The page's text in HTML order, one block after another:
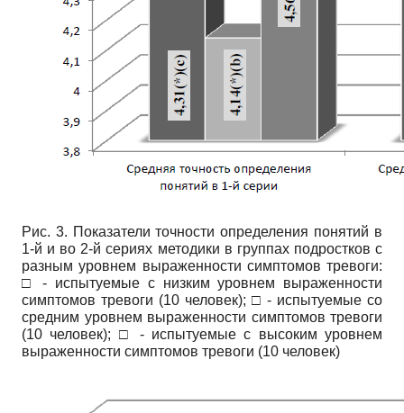
Рис. 3. Показатели точности определения понятий в
1-й и во 2-й сериях методики в группах подростков с
разным уровнем выраженности симптомов тревоги:
□ - испытуемые с низким уровнем выраженности
симптомов тревоги (10 человек); □ - испытуемые со
средним уровнем выраженности симптомов тревоги
(10 человек); □ - испытуемые с высоким уровнем
выраженности симптомов тревоги (10 человек)